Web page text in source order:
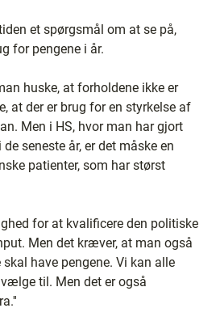
et spørgsmål om at se på,
for pengene i år.
huske, at forholdene ikke er
at der er brug for en styrkelse af
Men i HS, hvor man har gjort
seneste år, er det måske en
patienter, som har størst
for at kvalificere den politiske
Men det kræver, at man også
have pengene. Vi kan alle
til. Men det er også